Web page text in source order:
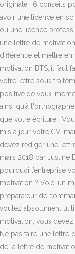
originale : 6 conseils
avoir une licence en
ou une licence
une lettre de
différence et mettre en
motivation BTS, il faut
votre lettre sous
positive de vous-
ainsi qu'à
que votre écriture ;
mis à jour votre CV,
devez rédiger une
mars 2018 par Justine
pourquoi l’entreprise
motivation ? Voici un
préparateur de
voulez absolument
motivation, vous devez
Ne pas faire une lettre
de la lettre de